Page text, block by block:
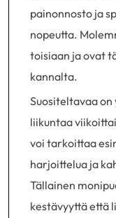
painonnosto ja
nopeutta.
toisiaan ja ovat
kannalta.
Suositeltavaa
liikuntaa
voi tarkoittaa
harjoittelua ja
Tällainen
kestävyyttä että